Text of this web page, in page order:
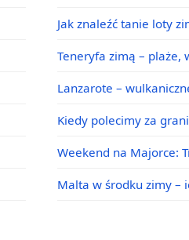
Jak znaleźć tanie loty
Teneryfa zimą –
Lanzarote –
Kiedy polecimy za
Weekend na Majorce:
Malta w środku zimy –